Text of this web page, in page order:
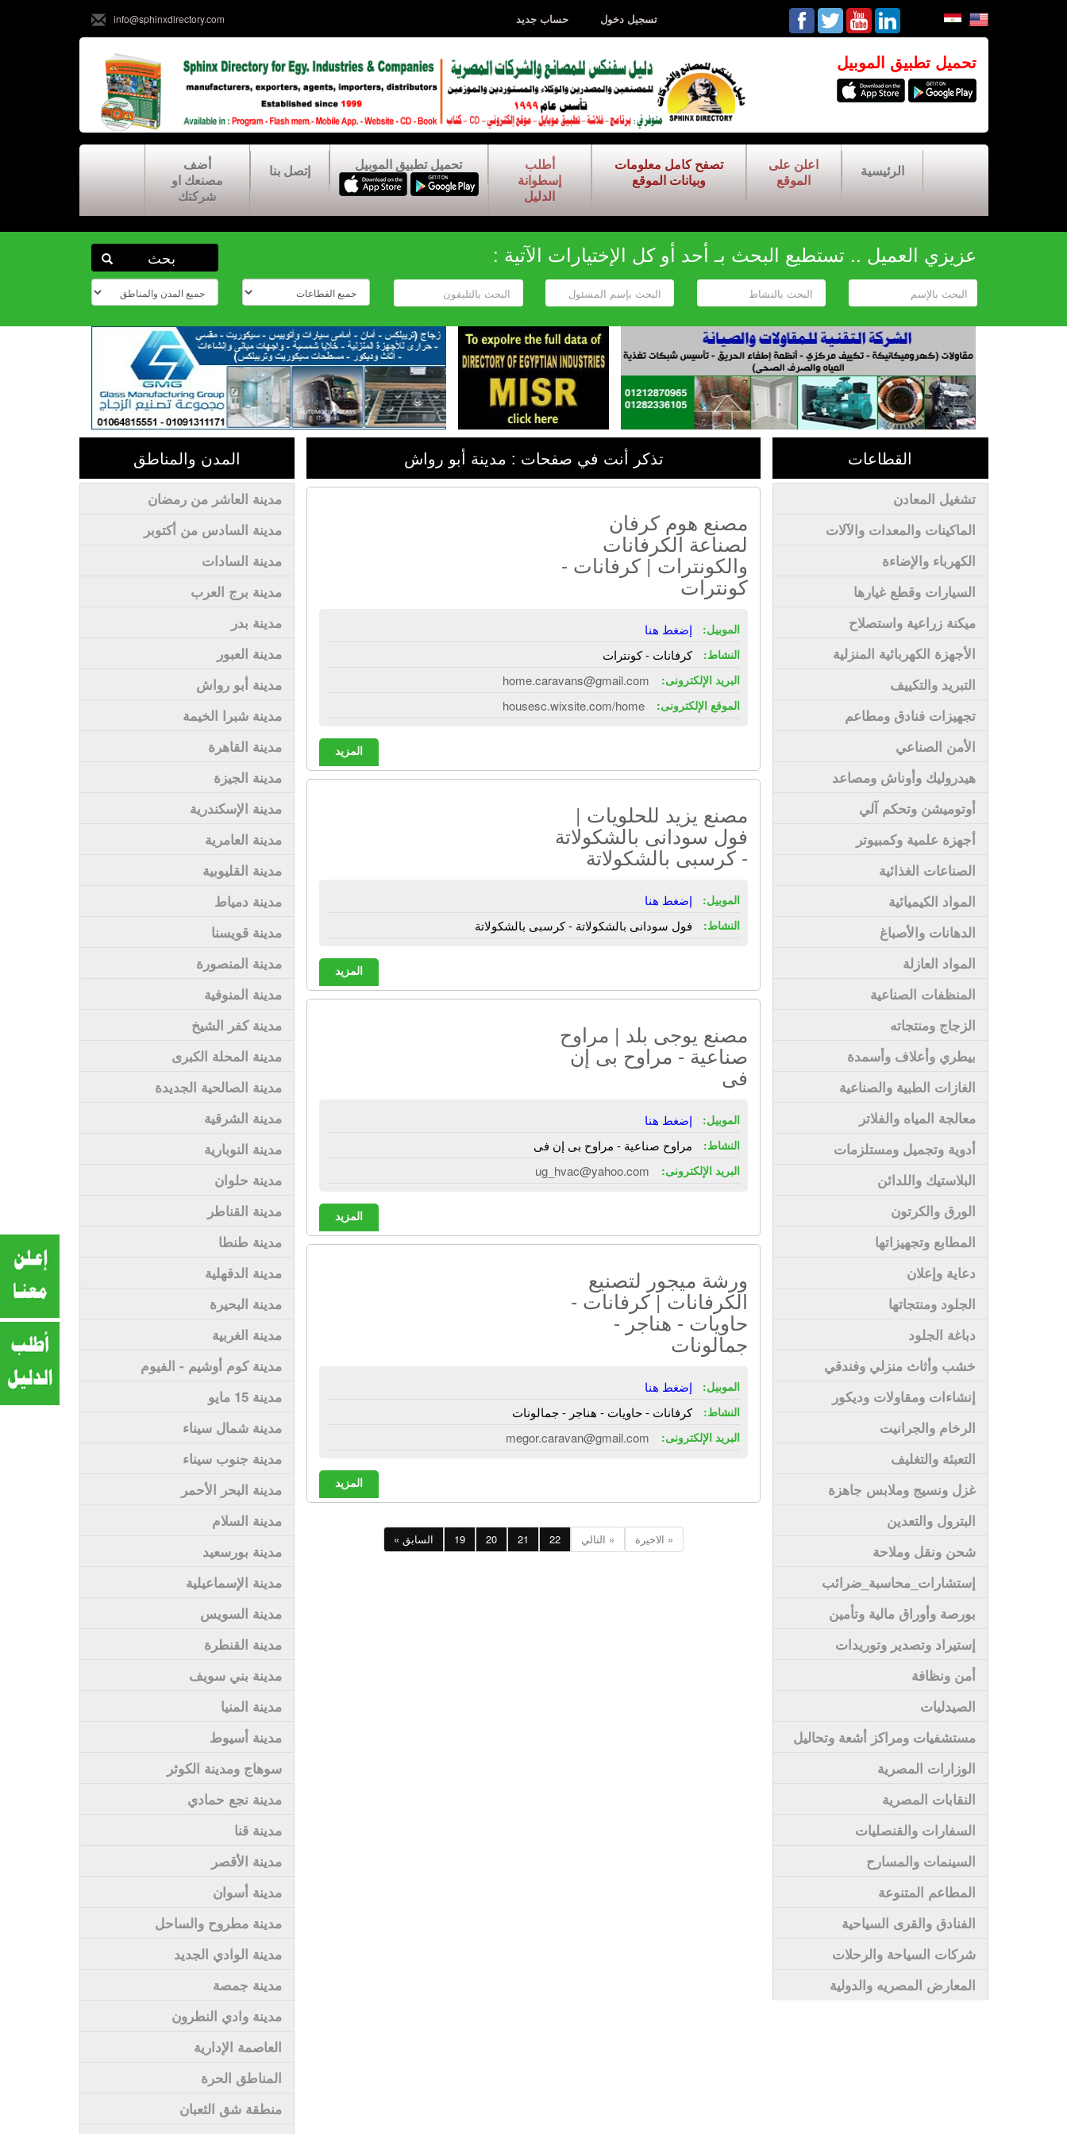
تسجيل دخول حساب جديد info@sphinxdirectory.com
تحميل تطبيق الموبيل
الرئيسية
اعلن على
الموقع
تصفح كامل معلومات
وبيانات الموقع
أطلب
إسطوانة
الدليل
تحميل تطبيق الموبيل إتصل بنا
أضف
مصنعك او
شركتك
عزيزي العميل .. تستطيع البحث بـ أحد أو كل الإختيارات الآتية :
القطاعات
تشغيل المعادن
الماكينات والمعدات والآلات
الكهرباء والإضاءة
السيارات وقطع غيارها
ميكنة زراعية واستصلاح
الأجهزة الكهربائية المنزلية
التبريد والتكييف
تجهيزات فنادق ومطاعم
الأمن الصناعي
هيدروليك وأوناش ومصاعد
أوتوميشن وتحكم آلي
أجهزة علمية وكمبيوتر
الصناعات الغذائية
المواد الكيميائية
الدهانات والأصباغ
المواد العازلة
المنظفات الصناعية
الزجاج ومنتجاته
بيطري وأعلاف وأسمدة
الغازات الطبية والصناعية
معالجة المياه والفلاتر
أدوية وتجميل ومستلزمات
البلاستيك واللدائن
الورق والكرتون
المطابع وتجهيزاتها
دعاية وإعلان
الجلود ومنتجاتها
دباغة الجلود
خشب وأثاث منزلي وفندقي
إنشاءات ومقاولات وديكور
الرخام والجرانيت
التعبئة والتغليف
غزل ونسيج وملابس جاهزة
البترول والتعدين
شحن ونقل وملاحة
إستشارات_محاسبة_ضرائب
بورصة وأوراق مالية وتأمين
إستيراد وتصدير وتوريدات
أمن ونظافة
الصيدليات
مستشفيات ومراكز أشعة وتحاليل
الوزارات المصرية
النقابات المصرية
السفارات والقنصليات
السينمات والمسارح
المطاعم المتنوعة
الفنادق والقرى السياحية
شركات السياحة والرحلات
المعارض المصريه والدولية
تذكر أنت في صفحات : مدينة أبو رواش
مصنع هوم كرفان
لصناعة الكرفانات
والكونترات | كرفانات -
كونترات
الموبيل: إضغط هنا
النشاط: كرفانات - كونترات
البريد الإلكترونى: home.caravans@gmail.com
الموقع الإلكترونى: housesc.wixsite.com/home
المزيد
مصنع يزيد للحلويات |
فول سودانى بالشكولاتة
- كرسبى بالشكولاتة
الموبيل: إضغط هنا
النشاط: فول سودانى بالشكولاتة - كرسبى بالشكولاتة
المزيد
مصنع يوجى بلد | مراوح
صناعية - مراوح بى إن
فى
الموبيل: إضغط هنا
النشاط: مراوح صناعية - مراوح بى إن فى
البريد الإلكترونى: ug_hvac@yahoo.com
المزيد
ورشة ميجور لتصنيع
الكرفانات | كرفانات -
حاويات - هناجر -
جمالونات
الموبيل: إضغط هنا
النشاط: كرفانات - حاويات - هناجر - جمالونات
البريد الإلكترونى: megor.caravan@gmail.com
المزيد
« السابق 19 20 21 22 التالي » الاخيرة »
المدن والمناطق
مدينة العاشر من رمضان
مدينة السادس من أكتوبر
مدينة السادات
مدينة برج العرب
مدينة بدر
مدينة العبور
مدينة أبو رواش
مدينة شبرا الخيمة
مدينة القاهرة
مدينة الجيزة
مدينة الإسكندرية
مدينة العامرية
مدينة القليوبية
مدينة دمياط
مدينة قويسنا
مدينة المنصورة
مدينة المنوفية
مدينة كفر الشيخ
مدينة المحلة الكبرى
مدينة الصالحية الجديدة
مدينة الشرقية
مدينة النوبارية
مدينة حلوان
مدينة القناطر
مدينة طنطا
مدينة الدقهلية
مدينة البحيرة
مدينة الغربية
مدينة كوم أوشيم - الفيوم
مدينة 15 مايو
مدينة شمال سيناء
مدينة جنوب سيناء
مدينة البحر الأحمر
مدينة السلام
مدينة بورسعيد
مدينة الإسماعيلية
مدينة السويس
مدينة القنطرة
مدينة بني سويف
مدينة المنيا
مدينة أسيوط
سوهاج ومدينة الكوثر
مدينة نجع حمادي
مدينة قنا
مدينة الأقصر
مدينة أسوان
مدينة مطروح والساحل
مدينة الوادي الجديد
مدينة جمصة
مدينة وادي النطرون
العاصمة الإدارية
المناطق الحرة
منطقة شق الثعبان